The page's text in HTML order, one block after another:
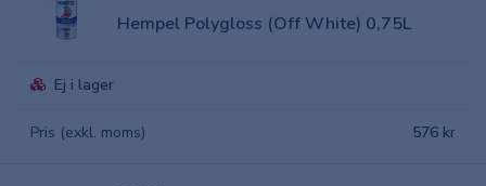
Hempel Polygloss (Off White) 0,75L
Ej i lager
Pris (exkl. moms) 576 kr